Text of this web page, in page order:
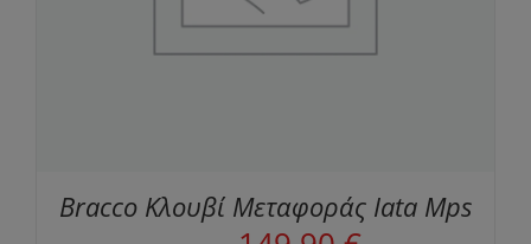
Bracco Κλουβί Μεταφοράς Iata Mps
Original
Η